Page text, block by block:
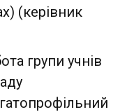
(керівник
групи учнів